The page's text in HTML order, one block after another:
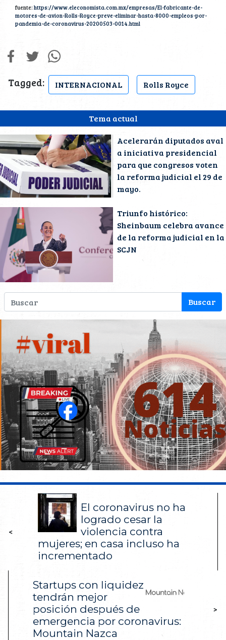
Tema actual
Acelerarán diputados aval
a iniciativa presidencial
para que congresos voten
la reforma judicial el 29 de
mayo.
Triunfo histórico:
Sheinbaum celebra avance
de la reforma judicial en la
SCJN
fuente: https://www.eleconomista.com.mx/empresas/El-fabricante-de-
motores-de-avion-Rolls-Royce-preve-eliminar-hasta-8000-empleos-por-
pandemia-de-coronavirus-20200503-0014.html
Tagged: INTERNACIONAL Rolls Royce
<
El coronavirus no ha
logrado cesar la
violencia contra
mujeres; en casa incluso ha
incrementado
Startups con liquidez
tendrán mejor
posición después de
emergencia por coronavirus:
Mountain Nazca
>